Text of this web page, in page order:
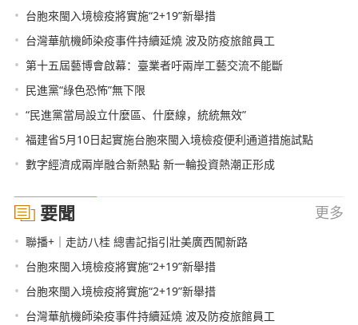
• 台胞來閩入境檢疫將實施“2+19”新舉措
• 台灣華航機師染疫事件持續延燒 波及防疫旅館員工
• 第十五屆藝博會啟幕：臺業者吁兩岸工藝交流不能斷
• 民進黨“綠色恐怖”無下限
• “民進黨當局設立什麼區、什麼線，統統無效”
• 福建省5月10日起實施台胞來閩入境檢疫便利通道措施試點
• 數字經濟成兩岸融合新熱點 新一輪投資熱潮正形成
要聞 更多
• 聯播+｜走訪八桂 總書記指引壯美廣西闖新路
• 台胞來閩入境檢疫將實施“2+19”新舉措
• 台胞來閩入境檢疫將實施“2+19”新舉措
• 台灣華航機師染疫事件持續延燒 波及防疫旅館員工